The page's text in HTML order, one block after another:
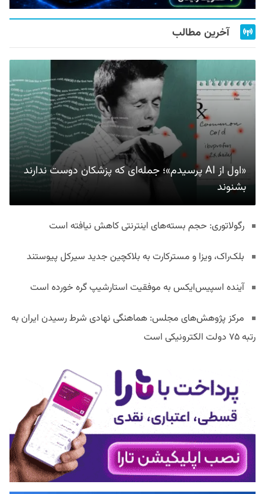
آخرین مطالب
«اول از AI پرسیدم»؛ جمله‌ای که پزشکان دوست ندارند
بشنوند
رگولاتوری: حجم بسته‌های اینترنتی کاهش نیافته است
بلک‌راک، ویزا و مسترکارت به بلاکچین جدید سیرکل پیوستند
آینده اسپیس‌ایکس به موفقیت استارشیپ گره خورده است
مرکز پژوهش‌های مجلس: هماهنگی نهادی شرط رسیدن ایران به
رتبه ۷۵ دولت الکترونیکی است